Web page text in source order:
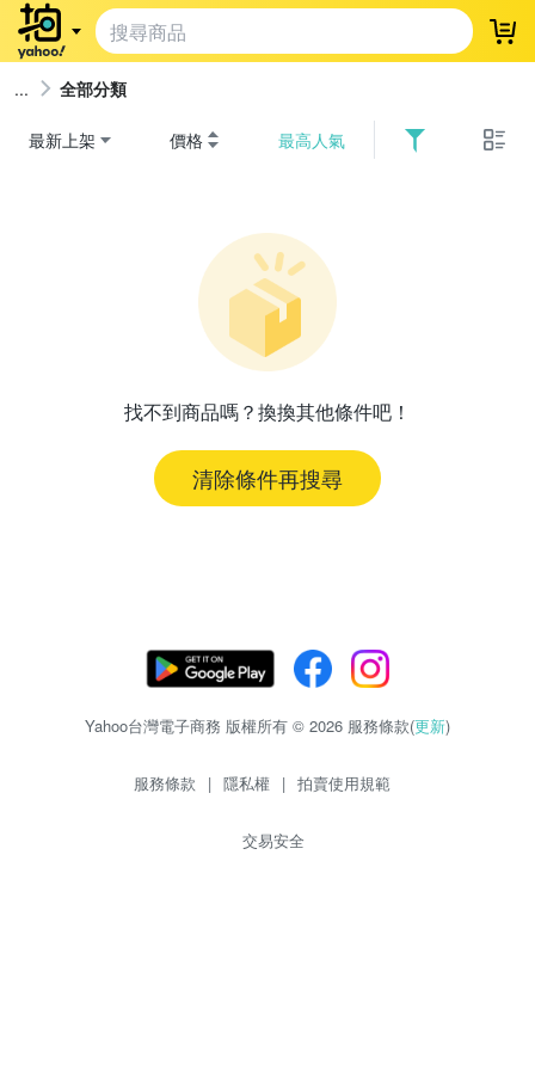
登
全部分類
最新上架 價格 最高人氣
找不到商品嗎？換換其他條件吧！
清除條件再搜尋
Yahoo台灣電子商務 版權所有 © 2026 服務條款(更新)
服務條款 | 隱私權 | 拍賣使用規範
交易安全